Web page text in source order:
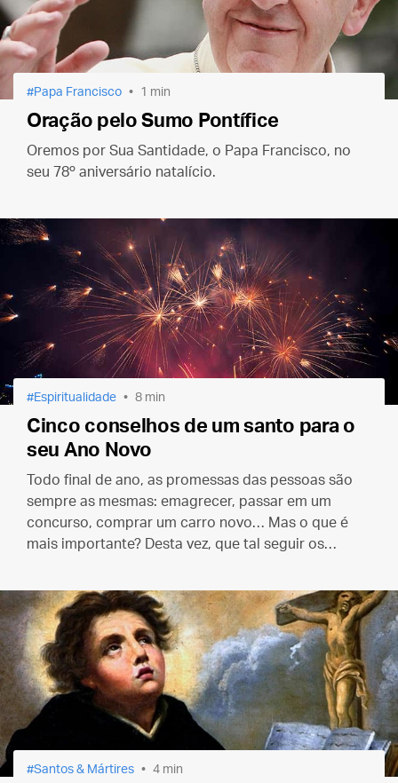
Papa Francisco 1 min
Oração pelo Sumo Pontífice
Oremos por Sua Santidade, o Papa Francisco, no
seu 78º aniversário natalício.
Espiritualidade 8 min
Cinco conselhos de um santo para o
seu Ano Novo
Todo final de ano, as promessas das pessoas são
sempre as mesmas: emagrecer, passar em um
concurso, comprar um carro novo… Mas o que é
mais importante? Desta vez, que tal seguir os
Santos & Mártires 4 min